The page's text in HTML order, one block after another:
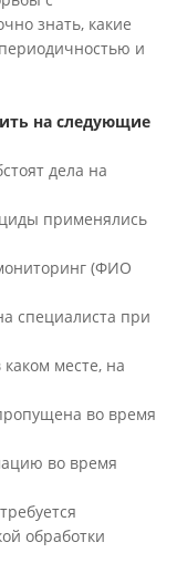
знать, какие
и
на следующие
дела на
применялись
(ФИО
специалиста при
месте, на
во время
во время
обработки